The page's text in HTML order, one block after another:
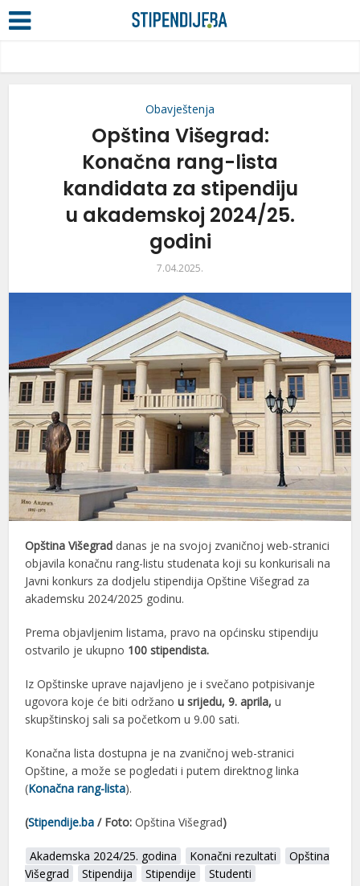
Obavještenja
Opština Višegrad:
Konačna rang-lista
kandidata za stipendiju
u akademskoj 2024/25.
godini
7.04.2025.
Opština Višegrad danas je na svojoj zvaničnoj web-stranici
objavila konačnu rang-listu studenata koji su konkurisali na
Javni konkurs za dodjelu stipendija Opštine Višegrad za
akademsku 2024/2025 godinu.
Prema objavljenim listama, pravo na općinsku stipendiju
ostvarilo je ukupno 100 stipendista.
Iz Opštinske uprave najavljeno je i svečano potpisivanje
ugovora koje će biti održano u srijedu, 9. aprila,u
skupštinskoj sali sa početkom u 9.00 sati.
Konačna lista dostupna je na zvaničnoj web-stranici
Opštine, a može se pogledati i putem direktnog linka
(Konačna rang-lista).
(Stipendije.ba / Foto:Opština Višegrad)
Akademska 2024/25. godina Konačni rezultati
Opština
Višegrad
Stipendija Stipendije Studenti